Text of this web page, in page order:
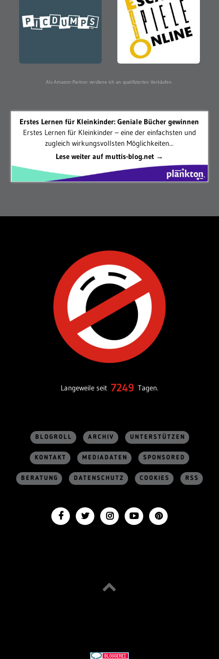
Als Amazon-Partner verdiene ich an qualifizierten Verkäufen.
Erstes Lernen für Kleinkinder: Geniale Bücher gewinnen
Erstes Lernen für Kleinkinder – eine der einfachsten und
zugleich wirkungsvollsten Möglichkeiten...
Lese weiter auf muttis-blog.net →
Langeweile seit 7249 Tagen.
BLOGROLL ARCHIV UNTERSTÜTZEN
KONTAKT MEDIADATEN SPONSORED
BERATUNG DATENSCHUTZ COOKIES RSS